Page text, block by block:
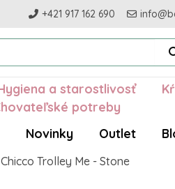
+421 917 162 690
a starostlivosť
potreby
Novinky Outlet
Trolley Me - Stone